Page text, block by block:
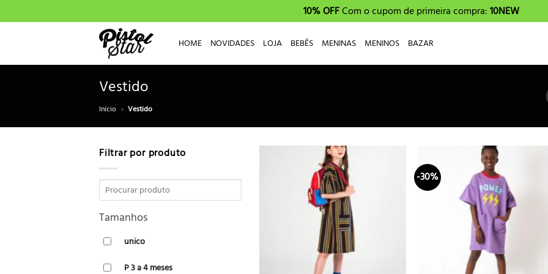
to
10% OFFCom o cupom de primeira compra:10NEW
HOME NOVIDADES LOJA BEBÊS MENINAS MENINOS BAZAR
Vestido
Início » Vestido
Filtrar por produto
Tamanhos
unico
P 3 a 4 meses
-30%